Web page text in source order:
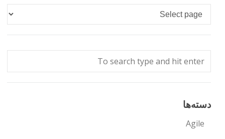
Languages
دسته‌ها
Agile